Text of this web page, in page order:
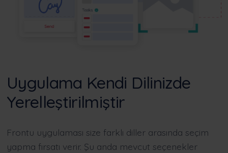
Uygulama Kendi Dilinizde
Yerelleştirilmiştir
Frontu uygulaması size farklı diller arasında seçim
yapma fırsatı verir. Şu anda mevcut seçenekler